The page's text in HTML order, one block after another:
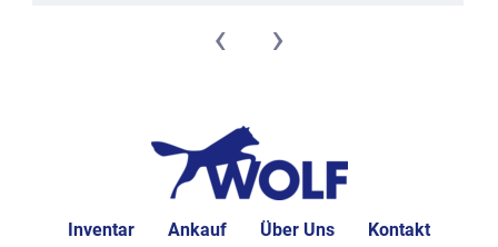
‹ ›
Inventar Ankauf Über Uns Kontakt